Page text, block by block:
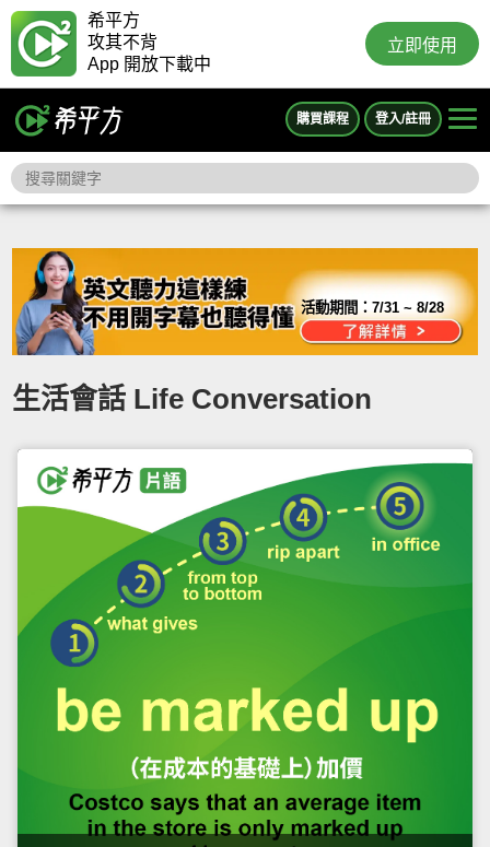
希平方
攻其不背
App 開放下載中
立即使用
購買課程 登入/註冊
活動期間：7/31 ~ 8/28
生活會話 Life Conversation